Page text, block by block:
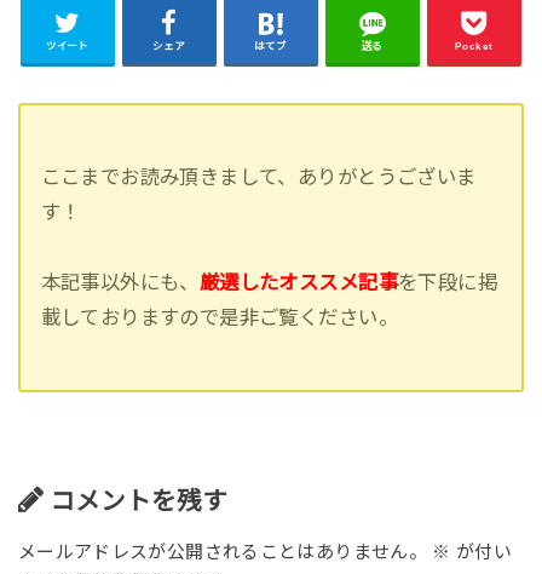
ツイート シェア はてブ 送る Pocket
ここまでお読み頂きまして、ありがとうございま
す！
本記事以外にも、 厳選したオススメ記事を下段に掲
載しておりますので是非ご覧ください。
コメントを残す
メールアドレスが公開されることはありません。 ※ が付い